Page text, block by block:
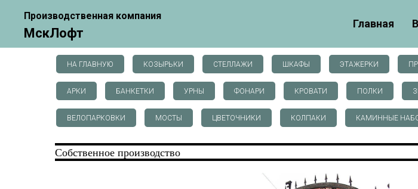
Производственная компания
МскЛофт
Главная
НА ГЛАВНУЮ КОЗЫРЬКИ СТЕЛЛАЖИ ШКАФЫ ЭТАЖЕРКИ
АРКИ БАНКЕТКИ УРНЫ ФОНАРИ КРОВАТИ ПОЛКИ
ВЕЛОПАРКОВКИ МОСТЫ ЦВЕТОЧНИКИ КОЛПАКИ КАМИННЫЕ
Собственное производство